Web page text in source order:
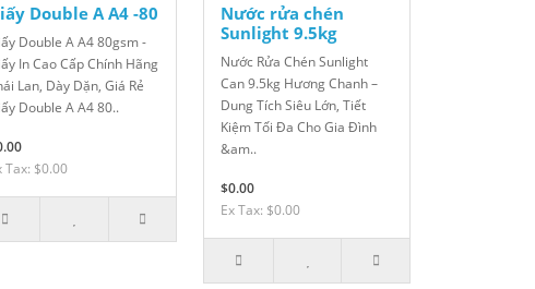
Double A A4 -80
Double A A4 80gsm -
In Cao Cấp Chính Hãng
Lan, Dày Dặn, Giá Rẻ
Double A A4 80..
Tax: $0.00
Nước rửa chén
Sunlight 9.5kg
Nước Rửa Chén Sunlight
Can 9.5kg Hương Chanh –
Dung Tích Siêu Lớn, Tiết
Kiệm Tối Đa Cho Gia Đình
&am..
$0.00
Ex Tax: $0.00